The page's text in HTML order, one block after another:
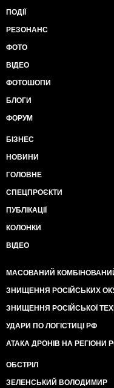
ПОДІЇ
РЕЗОНАНС
ФОТО
ВІДЕО
ФОТОШОПИ
БЛОГИ
ФОРУМ
БІЗНЕС
НОВИНИ
ГОЛОВНЕ
СПЕЦПРОЄКТИ
ПУБЛІКАЦІЇ
КОЛОНКИ
ВІДЕО
МАСОВАНИЙ
ЗНИЩЕННЯ РОСІЙСЬКИХ
ЗНИЩЕННЯ РОСІЙСЬКОЇ
УДАРИ ПО ЛОГІСТИЦІ РФ
АТАКА ДРОНІВ НА РЕГІОНИ
ОБСТРІЛ
ЗЕЛЕНСЬКИЙ ВОЛОДИМИР